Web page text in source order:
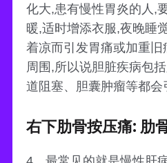
化大,患有慢性胃炎的人,
暖,适时增添衣服,夜晚睡
着凉而引发胃痛或加重
周围,所以说胆脏疾病包
道阻塞、胆囊肿瘤等都会
右下肋骨按压痛: 肋